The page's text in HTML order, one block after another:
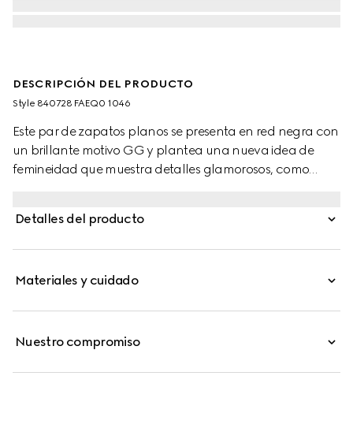
DESCRIPCIÓN DEL PRODUCTO
Style ‎840728 FAEQ0 1046
Este par de zapatos planos se presenta en red negra con
un brillante motivo GG y plantea una nueva idea de
femineidad que muestra detalles glamorosos, como
Detalles del producto
Materiales y cuidado
Nuestro compromiso